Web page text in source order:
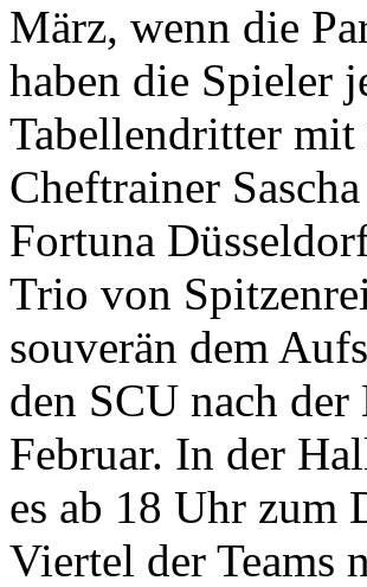
März, wenn die
haben die Spieler
Tabellendritter mit
Cheftrainer
Fortuna
Trio von
souverän dem
den SCU nach der
Februar. In der
es ab 18 Uhr zum
Viertel der Teams